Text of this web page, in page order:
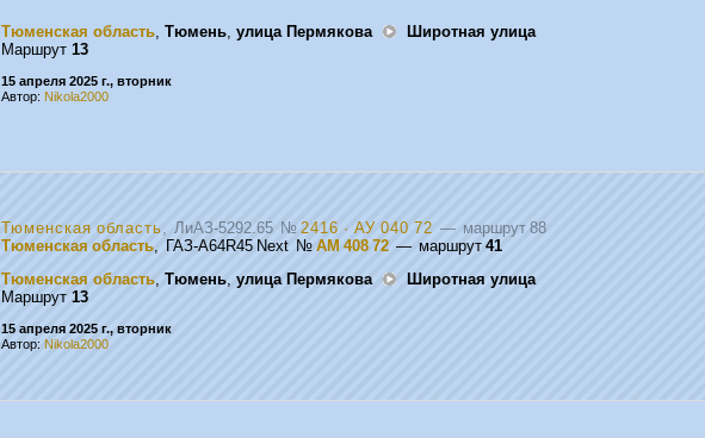
Тюменская область, Тюмень, улица Пермякова
Широтная улица
Маршрут 13
15 апреля 2025 г., вторник
Автор: Nikola2000
Тюменская область, ЛиАЗ-5292.65 № 2416 · АУ 040 72 — маршрут 88
Тюменская область, ГАЗ-A64R45 Next № АМ 408 72 — маршрут 41
Тюменская область, Тюмень, улица Пермякова
Широтная улица
Маршрут 13
15 апреля 2025 г., вторник
Автор: Nikola2000